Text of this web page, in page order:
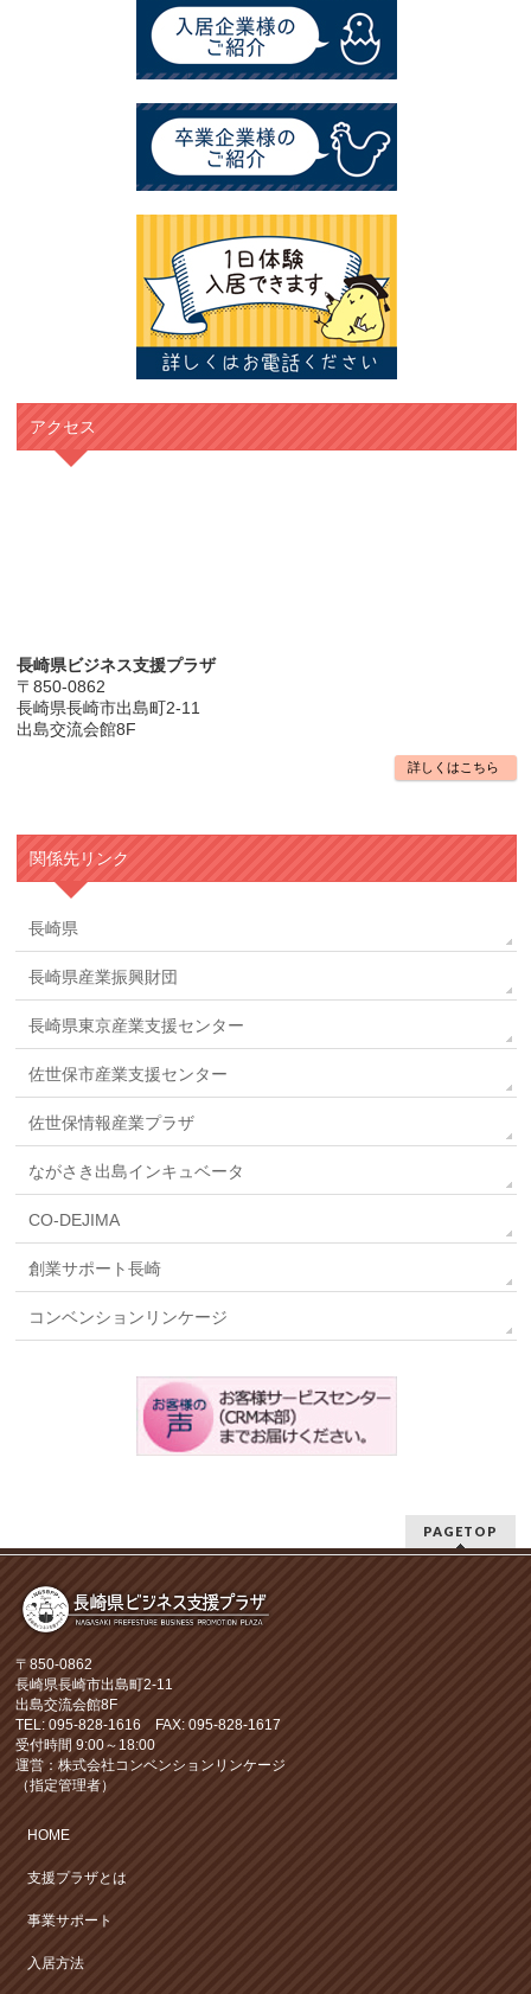
アクセス
長崎県ビジネス支援プラザ
〒850-0862
長崎県長崎市出島町2-11
出島交流会館8F
詳しくはこちら
関係先リンク
長崎県
長崎県産業振興財団
長崎県東京産業支援センター
佐世保市産業支援センター
佐世保情報産業プラザ
ながさき出島インキュベータ
CO-DEJIMA
創業サポート長崎
コンベンションリンケージ
PAGETOP
〒850-0862
長崎県長崎市出島町2-11
出島交流会館8F
TEL: 095-828-1616 FAX: 095-828-1617
受付時間 9:00～18:00
運営：株式会社コンベンションリンケージ
（指定管理者）
HOME
支援プラザとは
事業サポート
入居方法